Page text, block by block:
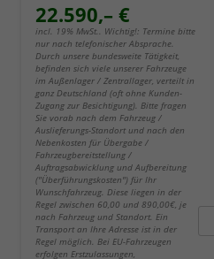
22.590,– €
incl. 19% MwSt.. Wichtig!: Termine bitte
nur nach telefonischer Absprache.
Durch unsere bundesweite Tätigkeit,
befinden sich viele unserer Fahrzeuge
im Außenlager / Zentrallager, verteilt in
ganz Deutschland (oft ohne Kunden-
Zugang zur Besichtigung). Bitte fragen
Sie vorab nach dem Fahrzeug /
Auslieferungs-Standort und nach den
Nebenkosten für Übergabe /
Fahrzeugbereitstellung /
Auftragsabwicklung und Aufbereitung
("Überführungskosten") für Ihr
Wunschfahrzeug. Diese liegen in der
Regel zwischen 60,00 und 890,00€, je
nach Fahrzeug und Standort. Ein
Transport an Ihre Adresse ist in der
Regel möglich. Bei EU-Fahrzeugen
erfolgen Erstzulassungen,